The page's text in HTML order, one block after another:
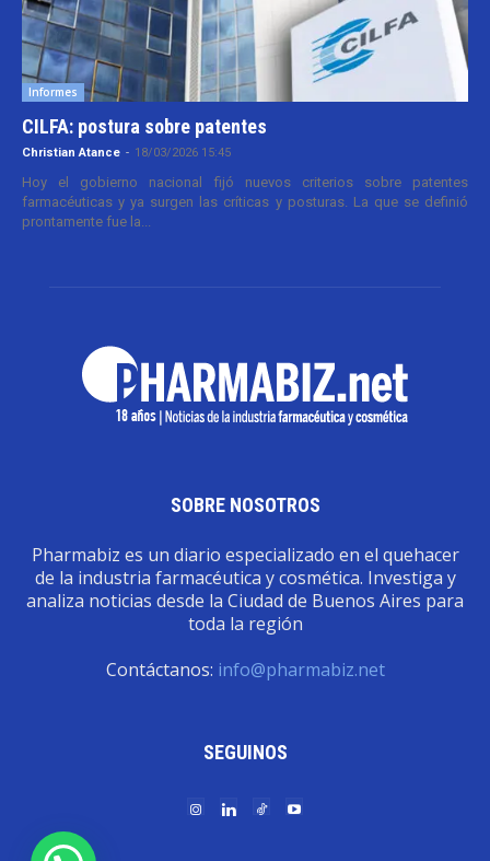
Informes
CILFA: postura sobre patentes
Christian Atance - 18/03/2026 15:45
Hoy el gobierno nacional fijó nuevos criterios sobre patentes
farmacéuticas y ya surgen las críticas y posturas. La que se definió
prontamente fue la...
SOBRE NOSOTROS
Pharmabiz es un diario especializado en el quehacer
de la industria farmacéutica y cosmética. Investiga y
analiza noticias desde la Ciudad de Buenos Aires para
toda la región
Contáctanos: info@pharmabiz.net
SEGUINOS